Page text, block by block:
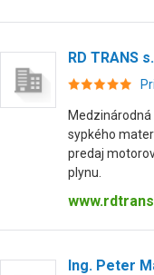
RD TRANS
sypkého
predaj
plynu.
Ing. Peter